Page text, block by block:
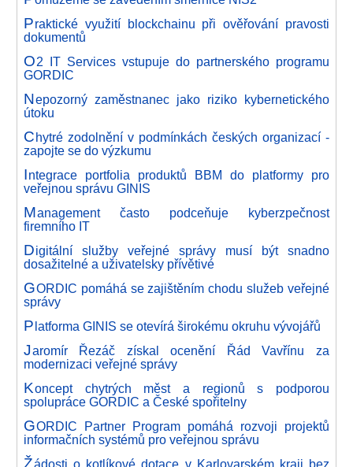
Praktické využití blockchainu při ověřování pravosti
dokumentů
O2 IT Services vstupuje do partnerského programu
GORDIC
Nepozorný zaměstnanec jako riziko kybernetického
útoku
Chytré zodolnění v podmínkách českých organizací -
zapojte se do výzkumu
Integrace portfolia produktů BBM do platformy pro
veřejnou správu GINIS
Management často podceňuje kyberzpečnost
firemního IT
Digitální služby veřejné správy musí být snadno
dosažitelné a uživatelsky přívětivé
GORDIC pomáhá se zajištěním chodu služeb veřejné
správy
Platforma GINIS se otevírá širokému okruhu vývojářů
Jaromír Řezáč získal ocenění Řád Vavřínu za
modernizaci veřejné správy
Koncept chytrých měst a regionů s podporou
spolupráce GORDIC a České spořitelny
GORDIC Partner Program pomáhá rozvoji projektů
informačních systémů pro veřejnou správu
Žádosti o kotlíkové dotace v Karlovarském kraji bez